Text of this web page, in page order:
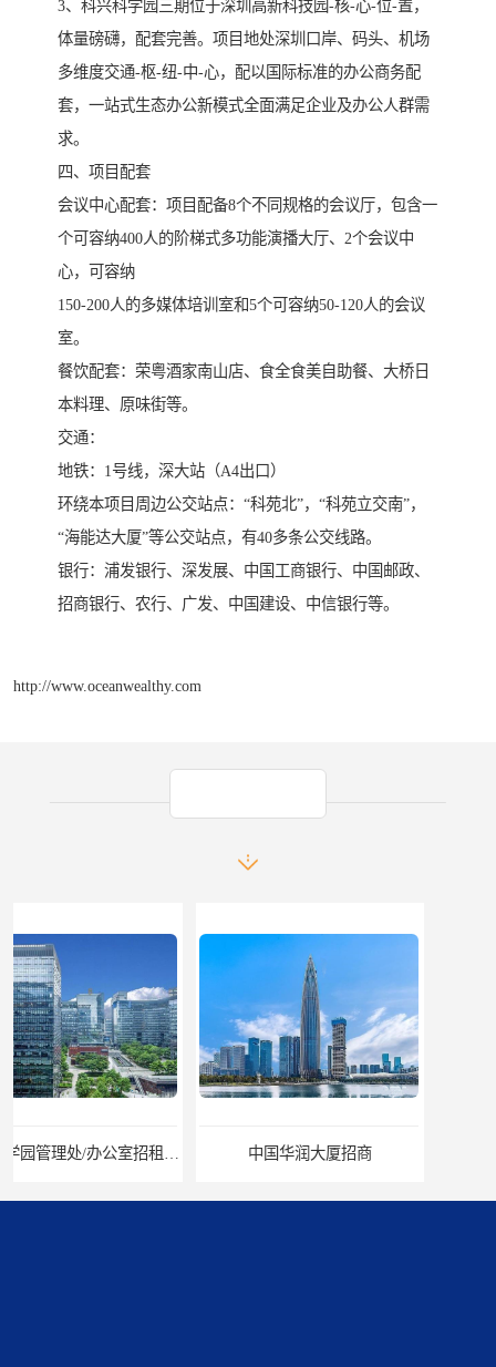
3、科兴科学园三期位于深圳高新科技园-核-心-位-置，
体量磅礴，配套完善。项目地处深圳口岸、码头、机场
多维度交通-枢-纽-中-心，配以国际标准的办公商务配
套，一站式生态办公新模式全面满足企业及办公人群需
求。
四、项目配套
会议中心配套：项目配备8个不同规格的会议厅，包含一
个可容纳400人的阶梯式多功能演播大厅、2个会议中
心，可容纳
150-200人的多媒体培训室和5个可容纳50-120人的会议
室。
餐饮配套：荣粤酒家南山店、食全食美自助餐、大桥日
本料理、原味街等。
交通：
地铁：1号线，深大站（A4出口）
环绕本项目周边公交站点：“科苑北”，“科苑立交南”，
“海能达大厦”等公交站点，有40多条公交线路。
银行：浦发银行、深发展、中国工商银行、中国邮政、
招商银行、农行、广发、中国建设、中信银行等。
http://www.oceanwealthy.com
中国华润大厦招商 招商局广场出租